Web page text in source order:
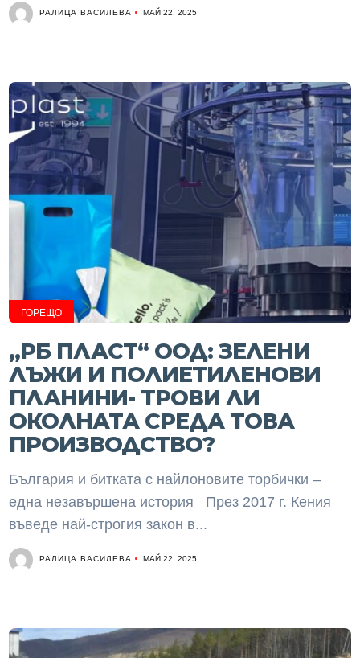
РАЛИЦА ВАСИЛЕВА МАЙ 22, 2025
ГОРЕЩО
„РБ ПЛАСТ“ ООД: ЗЕЛЕНИ
ЛЪЖИ И ПОЛИЕТИЛЕНОВИ
ПЛАНИНИ- ТРОВИ ЛИ
ОКОЛНАТА СРЕДА ТОВА
ПРОИЗВОДСТВО?
България и битката с найлоновите торбички –
една незавършена история През 2017 г. Кения
въведе най-строгия закон в...
РАЛИЦА ВАСИЛЕВА МАЙ 22, 2025